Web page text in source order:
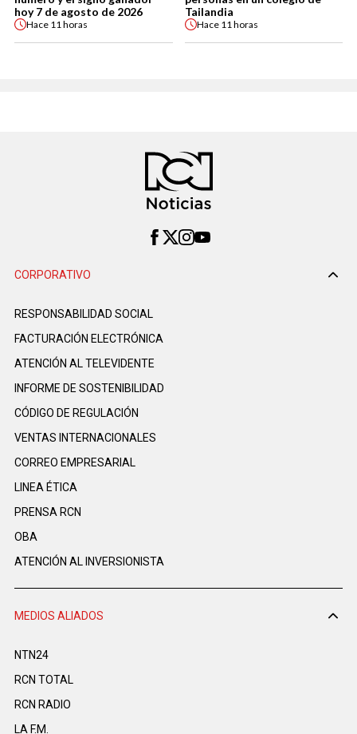
hoy 7 de agosto de 2026
Hace 11 horas
Tailandia
Hace 11 horas
CORPORATIVO
RESPONSABILIDAD SOCIAL
FACTURACIÓN ELECTRÓNICA
ATENCIÓN AL TELEVIDENTE
INFORME DE SOSTENIBILIDAD
CÓDIGO DE REGULACIÓN
VENTAS INTERNACIONALES
CORREO EMPRESARIAL
LINEA ÉTICA
PRENSA RCN
OBA
ATENCIÓN AL INVERSIONISTA
MEDIOS ALIADOS
NTN24
RCN TOTAL
RCN RADIO
LA F.M.